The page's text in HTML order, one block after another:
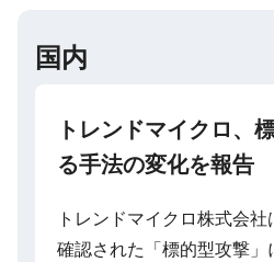
国内
トレンドマイクロ、
る手法の変化を報告
トレンドマイクロ株式会
確認された「標的型攻撃